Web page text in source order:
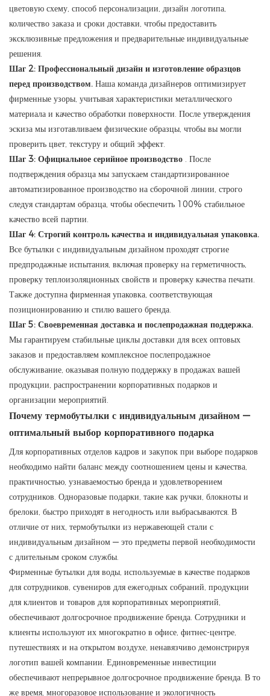
цветовую схему, способ персонализации, дизайн логотипа,
количество заказа и сроки доставки, чтобы предоставить
эксклюзивные предложения и предварительные индивидуальные
решения.
Шаг 2: Профессиональный дизайн и изготовление образцов
перед производством. Наша команда дизайнеров оптимизирует
фирменные узоры, учитывая характеристики металлического
материала и качество обработки поверхности. После утверждения
эскиза мы изготавливаем физические образцы, чтобы вы могли
проверить цвет, текстуру и общий эффект.
Шаг 3: Официальное серийное производство . После
подтверждения образца мы запускаем стандартизированное
автоматизированное производство на сборочной линии, строго
следуя стандартам образца, чтобы обеспечить 100% стабильное
качество всей партии.
Шаг 4: Строгий контроль качества и индивидуальная упаковка.
Все бутылки с индивидуальным дизайном проходят строгие
предпродажные испытания, включая проверку на герметичность,
проверку теплоизоляционных свойств и проверку качества печати. ​​
Также доступна фирменная упаковка, соответствующая
позиционированию и стилю вашего бренда.
Шаг 5: Своевременная доставка и послепродажная поддержка.
Мы гарантируем стабильные циклы доставки для всех оптовых
заказов и предоставляем комплексное послепродажное
обслуживание, оказывая полную поддержку в продажах вашей
продукции, распространении корпоративных подарков и
организации мероприятий.
Почему термобутылки с индивидуальным дизайном —
оптимальный выбор корпоративного подарка
Для корпоративных отделов кадров и закупок при выборе подарков
необходимо найти баланс между соотношением цены и качества,
практичностью, узнаваемостью бренда и удовлетворением
сотрудников. Одноразовые подарки, такие как ручки, блокноты и
брелоки, быстро приходят в негодность или выбрасываются. В
отличие от них, термобутылки из нержавеющей стали с
индивидуальным дизайном — это предметы первой необходимости
с длительным сроком службы.
Фирменные бутылки для воды, используемые в качестве подарков
для сотрудников, сувениров для ежегодных собраний, продукции
для клиентов и товаров для корпоративных мероприятий,
обеспечивают долгосрочное продвижение бренда. Сотрудники и
клиенты используют их многократно в офисе, фитнес-центре,
путешествиях и на открытом воздухе, ненавязчиво демонстрируя
логотип вашей компании. Единовременные инвестиции
обеспечивают непрерывное долгосрочное продвижение бренда. В то
же время, многоразовое использование и экологичность